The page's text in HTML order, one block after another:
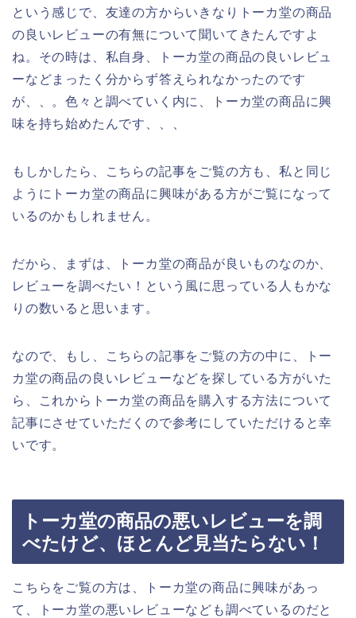
という感じで、友達の方からいきなりトーカ堂の商品
の良いレビューの有無について聞いてきたんですよ
ね。その時は、私自身、トーカ堂の商品の良いレビュ
ーなどまったく分からず答えられなかったのです
が、、。色々と調べていく内に、トーカ堂の商品に興
味を持ち始めたんです、、、
もしかしたら、こちらの記事をご覧の方も、私と同じ
ようにトーカ堂の商品に興味がある方がご覧になって
いるのかもしれません。
だから、まずは、トーカ堂の商品が良いものなのか、
レビューを調べたい！という風に思っている人もかな
りの数いると思います。
なので、もし、こちらの記事をご覧の方の中に、トー
カ堂の商品の良いレビューなどを探している方がいた
ら、これからトーカ堂の商品を購入する方法について
記事にさせていただくので参考にしていただけると幸
いです。
トーカ堂の商品の悪いレビューを調
べたけど、ほとんど見当たらない！
こちらをご覧の方は、トーカ堂の商品に興味があっ
て、トーカ堂の悪いレビューなども調べているのだと